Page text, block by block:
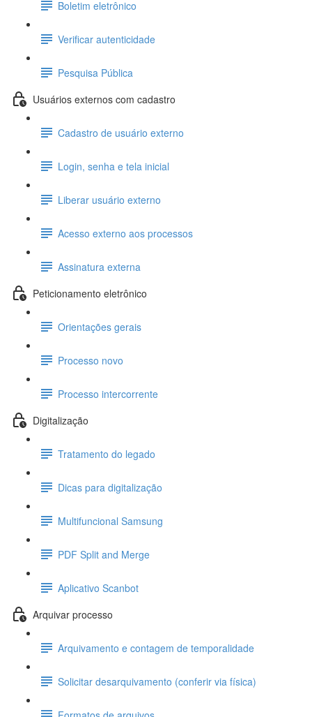
Boletim eletrônico
Verificar autenticidade
Pesquisa Pública
Usuários externos com cadastro
Cadastro de usuário externo
Login, senha e tela inicial
Liberar usuário externo
Acesso externo aos processos
Assinatura externa
Peticionamento eletrônico
Orientações gerais
Processo novo
Processo intercorrente
Digitalização
Tratamento do legado
Dicas para digitalização
Multifuncional Samsung
PDF Split and Merge
Aplicativo Scanbot
Arquivar processo
Arquivamento e contagem de temporalidade
Solicitar desarquivamento (conferir via física)